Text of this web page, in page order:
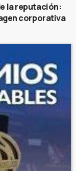
la reputación:
corporativa